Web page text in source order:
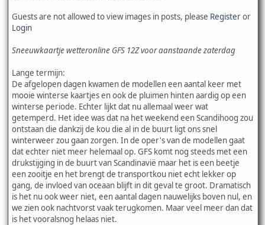
Guests are not allowed to view images in posts, please Registeror
Login
Sneeuwkaartje wetteronline GFS 12Z voor aanstaande zaterdag
Lange termijn:
De afgelopen dagen kwamen de modellen een aantal keer met
mooie winterse kaartjes en ook de pluimen hinten aardig op een
winterse periode. Echter lijkt dat nu allemaal weer wat
getemperd. Het idee was dat na het weekend een Scandihoog zou
ontstaan die dankzij de kou die al in de buurt ligt ons snel
winterweer zou gaan zorgen. In de oper's van de modellen gaat
dat echter niet meer helemaal op. GFS komt nog steeds met een
drukstijging in de buurt van Scandinavië maar het is een beetje
een zooitje en het brengt de transportkou niet echt lekker op
gang, de invloed van oceaan blijft in dit geval te groot. Dramatisch
is het nu ook weer niet, een aantal dagen nauwelijks boven nul, en
we zien ook nachtvorst vaak terugkomen. Maar veel meer dan dat
is het vooralsnog helaas niet.